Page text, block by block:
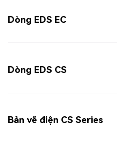
Dòng EDS EC
Dòng EDS CS
Bản vẽ điện CS Series